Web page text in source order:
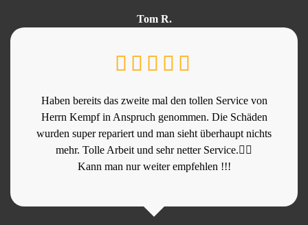
Tom R.
Haben bereits das zweite mal den tollen Service von
Herrn Kempf in Anspruch genommen. Die Schäden
wurden super repariert und man sieht überhaupt nichts
mehr. Tolle Arbeit und sehr netter Service.👍🏻
Kann man nur weiter empfehlen !!!